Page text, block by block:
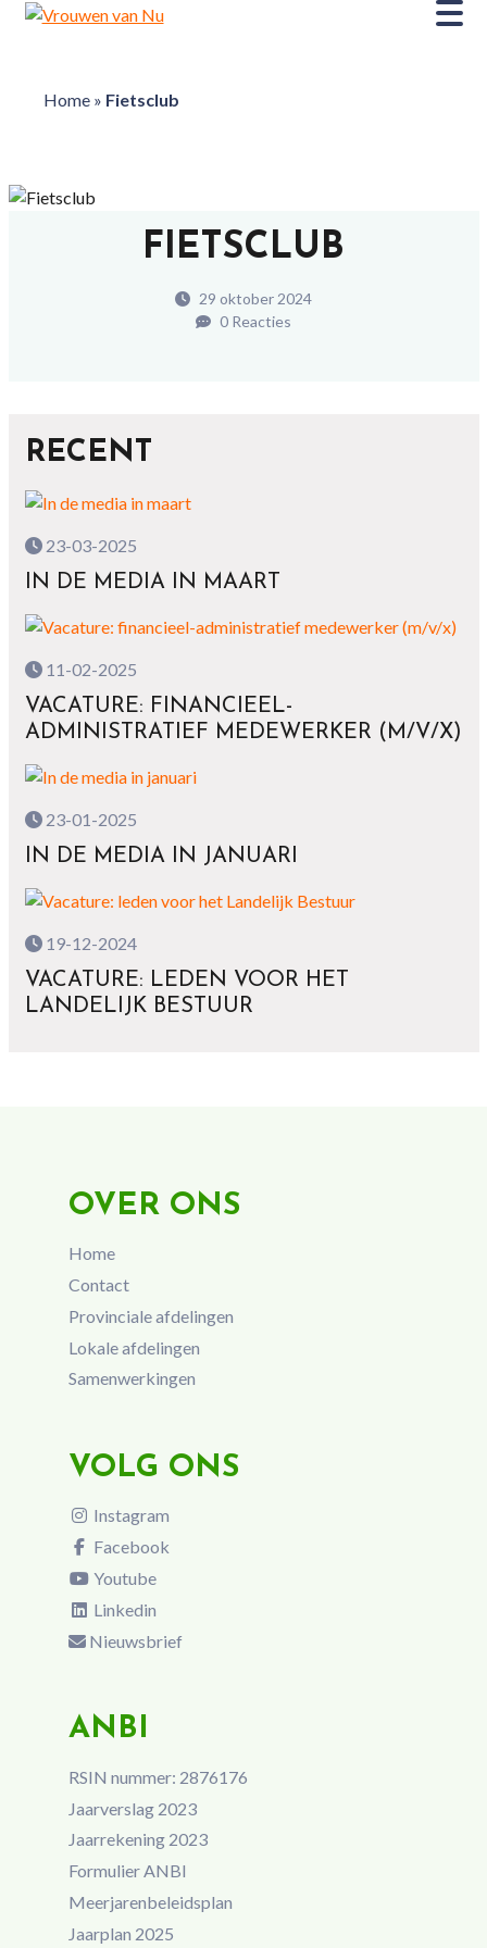
Home» Fietsclub
FIETSCLUB
29 oktober 2024
0 Reacties
RECENT
23-03-2025
IN DE MEDIA IN MAART
11-02-2025
VACATURE: FINANCIEEL-
ADMINISTRATIEF MEDEWERKER (M/V/X)
23-01-2025
IN DE MEDIA IN JANUARI
19-12-2024
VACATURE: LEDEN VOOR HET
LANDELIJK BESTUUR
OVER ONS
Home
Contact
Provinciale afdelingen
Lokale afdelingen
Samenwerkingen
VOLG ONS
Instagram
Facebook
Youtube
Linkedin
Nieuwsbrief
ANBI
RSIN nummer: 2876176
Jaarverslag 2023
Jaarrekening 2023
Formulier ANBI
Meerjarenbeleidsplan
Jaarplan 2025